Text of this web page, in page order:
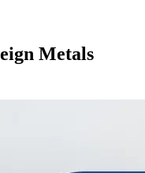
Metals